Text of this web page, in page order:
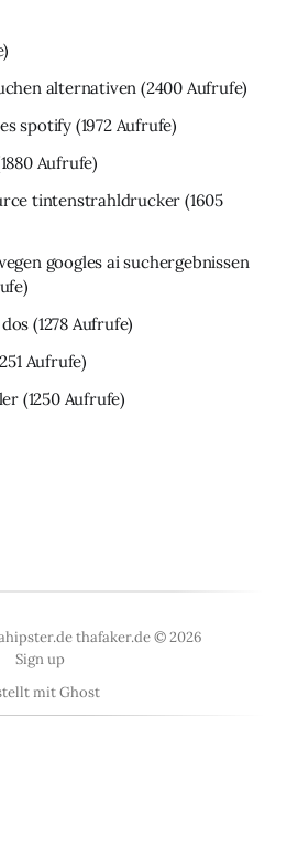
alternativen (2400 Aufrufe)
spotify (1972 Aufrufe)
Aufrufe)
tintenstrahldrucker (1605
googles ai suchergebnissen
(1278 Aufrufe)
Aufrufe)
(1250 Aufrufe)
thafaker.de © 2026
Sign up
mitGhost